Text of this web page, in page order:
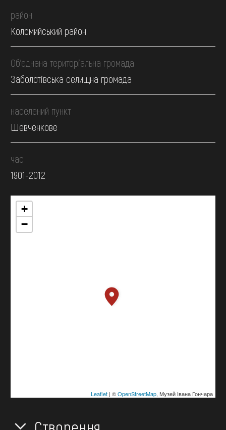
район
Коломийський район
Об’єднана територіальна громада
Заболотівська селищна громада
населений пункт
Шевченкове
час
1901-2012
+
−
Leaflet| ©OpenStreetMap, Музей Івана Гончара